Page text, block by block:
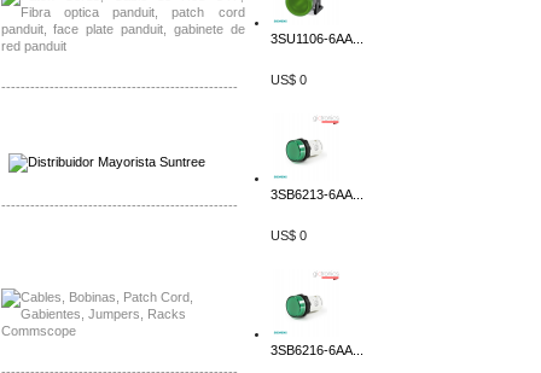
-------------------------------------------------
-------------------------------------------------
3SU1106-6AA...
US$ 0
3SB6213-6AA...
US$ 0
3SB6216-6AA...